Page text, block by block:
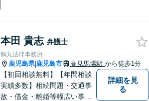
本田 貴志 弁護士
鶴丸法律事務所
鹿児島県|鹿児島市 高見馬場駅 から徒歩1分
【初回相談無料】【年間相談
実績多数】相続問題・交通事
故・借金・離婚等幅広い事件
詳細を見
る